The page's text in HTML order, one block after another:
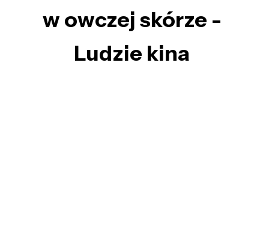
w owczej skórze -
Ludzie kina